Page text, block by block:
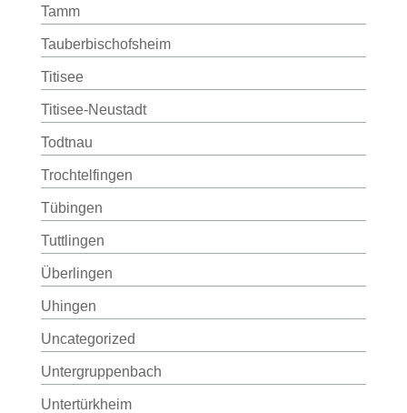
Tamm
Tauberbischofsheim
Titisee
Titisee-Neustadt
Todtnau
Trochtelfingen
Tübingen
Tuttlingen
Überlingen
Uhingen
Uncategorized
Untergruppenbach
Untertürkheim